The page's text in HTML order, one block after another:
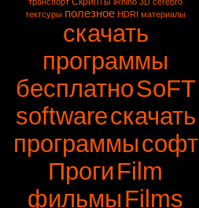
тектсуры полезное HDRI материалы
скачать
программы
бесплатноSoFT
softwareскачать
программысофт
ПрогиFilm
фильмыFilms